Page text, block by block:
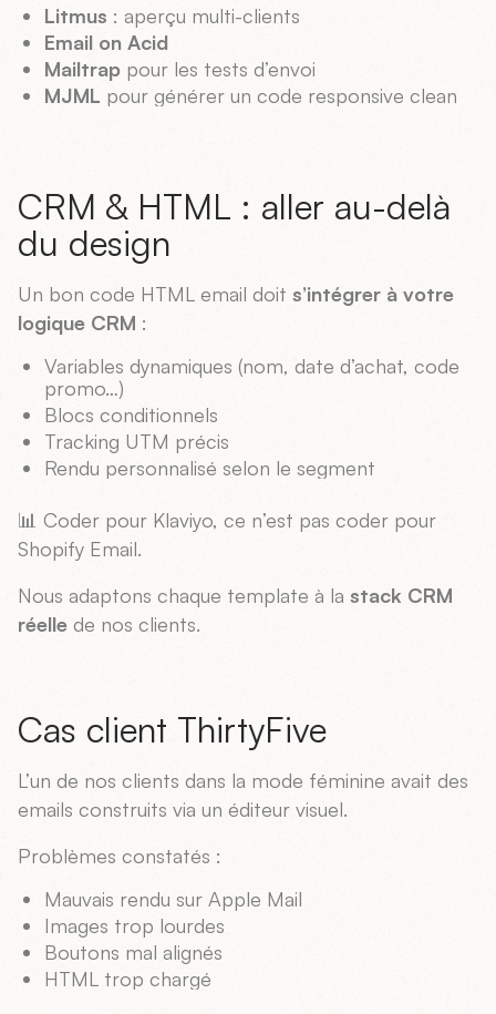
Litmus : aperçu multi-clients
Email on Acid
Mailtrap pour les tests d’envoi
MJML pour générer un code responsive clean
CRM & HTML : aller au-delà
du design
Un bon code HTML email doit s’intégrer à votre
logique CRM :
Variables dynamiques (nom, date d’achat, code
promo…)
Blocs conditionnels
Tracking UTM précis
Rendu personnalisé selon le segment
📊 Coder pour Klaviyo, ce n’est pas coder pour
Shopify Email.
Nous adaptons chaque template à la stack CRM
réelle de nos clients.
Cas client ThirtyFive
L’un de nos clients dans la mode féminine avait des
emails construits via un éditeur visuel.
Problèmes constatés :
Mauvais rendu sur Apple Mail
Images trop lourdes
Boutons mal alignés
HTML trop chargé